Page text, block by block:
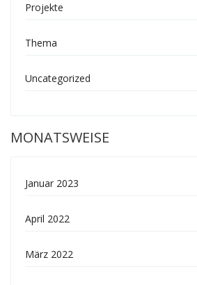
Projekte
Thema
Uncategorized
MONATSWEISE
Januar 2023
April 2022
März 2022